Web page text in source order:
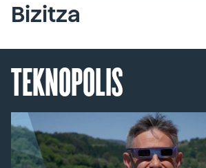
Bizitza
TEKNOPOLIS